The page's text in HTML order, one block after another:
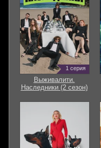
1 серия
Выживалити.
Наследники (2 сезон)